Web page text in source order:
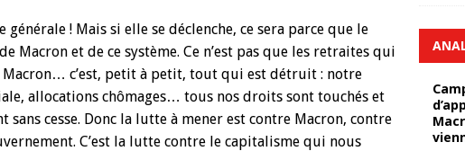
! Mais si elle se déclenche, ce sera parce que le
Macron et de ce système. Ce n’est pas que les retraites qui
Macron… c’est, petit à petit, tout qui est détruit : notre
allocations chômages… tous nos droits sont touchés et
sans cesse. Donc la lutte à mener est contre Macron, contre
C’est la lutte contre le capitalisme qui nous